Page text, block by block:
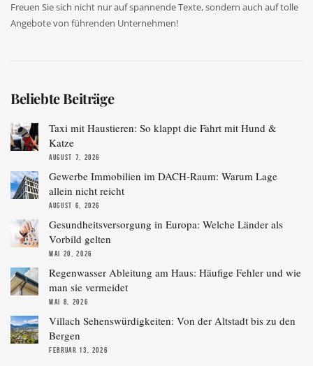
Freuen Sie sich nicht nur auf spannende Texte, sondern auch auf tolle
Angebote von führenden Unternehmen!
Beliebte Beiträge
Taxi mit Haustieren: So klappt die Fahrt mit Hund &
Katze
AUGUST 7, 2026
Gewerbe Immobilien im DACH-Raum: Warum Lage
allein nicht reicht
AUGUST 6, 2026
Gesundheitsversorgung in Europa: Welche Länder als
Vorbild gelten
MAI 20, 2026
Regenwasser Ableitung am Haus: Häufige Fehler und wie
man sie vermeidet
MAI 8, 2026
Villach Sehenswürdigkeiten: Von der Altstadt bis zu den
Bergen
FEBRUAR 13, 2026